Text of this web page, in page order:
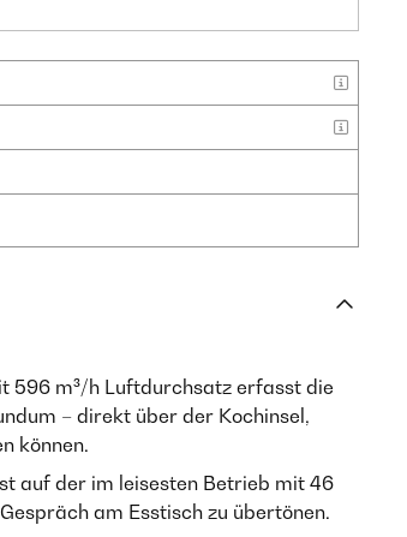
596 m³/h Luftdurchsatz erfasst die
– direkt über der Kochinsel,
können.
auf der im leisesten Betrieb mit 46
am Esstisch zu übertönen.